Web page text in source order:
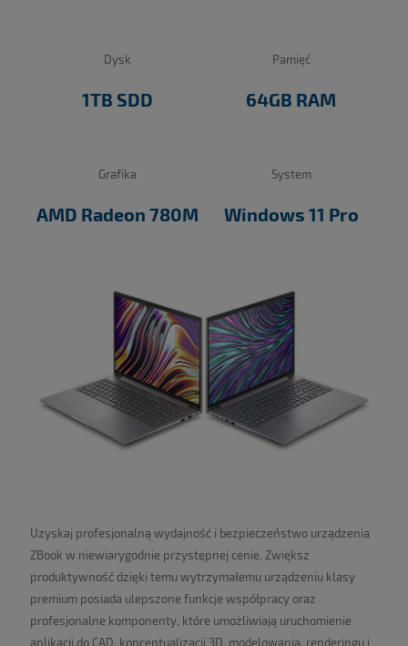
Dysk
1TB SDD
Pamięć
64GB RAM
Grafika
AMD Radeon 780M
System
Windows 11 Pro
Uzyskaj profesjonalną wydajność i bezpieczeństwo urządzenia
ZBook w niewiarygodnie przystępnej cenie. Zwiększ
produktywność dzięki temu wytrzymałemu urządzeniu klasy
premium posiada ulepszone funkcje współpracy oraz
profesjonalne komponenty, które umożliwiają uruchomienie
aplikacji do CAD, konceptualizacji 3D, modelowania, renderingu i